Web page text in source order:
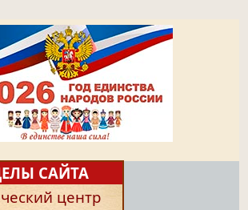
САЙТА
центр